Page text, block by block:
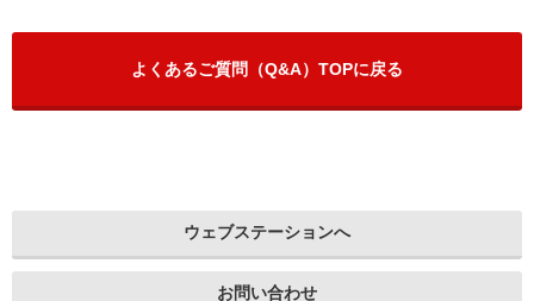
よくあるご質問（Q&A）TOPに戻る
ウェブステーションへ
お問い合わせ